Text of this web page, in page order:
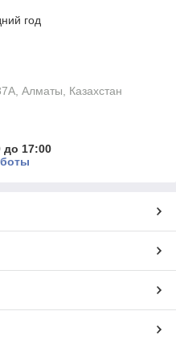
год
Алматы, Казахстан
до 17:00